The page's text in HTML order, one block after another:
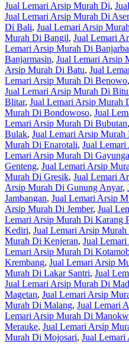
Jual Lemari Arsip Murah Di,
Jual Lemari Arsip Murah Di
Di Bali, Jual Lemari Arsip
Murah Di Bangil, Jual Lemari
Lemari Arsip Murah Di
Banjarmasin, Jual Lemari Arsip
Arsip Murah Di Batu, Jual
Lemari Arsip Murah Di Benowo,
Jual Lemari Arsip Murah Di
Blitar, Jual Lemari Arsip Murah
Murah Di Bondowoso, Jual
Lemari Arsip Murah Di Bubutan,
Bulak, Jual Lemari Arsip
Murah Di Enarotali, Jual
Lemari Arsip Murah Di
Genteng, Jual Lemari Arsip
Murah Di Gresik, Jual Lemari
Arsip Murah Di Gunung Anyar,
Jambangan, Jual Lemari Arsip
Arsip Murah Di Jember, Jual
Lemari Arsip Murah Di Karang
Kediri, Jual Lemari Arsip
Murah Di Kenjeran, Jual
Lemari Arsip Murah Di
Krembang, Jual Lemari Arsip
Murah Di Lakar Santri, Jual
Jual Lemari Arsip Murah Di
Magetan, Jual Lemari Arsip
Murah Di Malang, Jual Lemari
Lemari Arsip Murah Di
Merauke, Jual Lemari Arsip
Murah Di Mojosari, Jual